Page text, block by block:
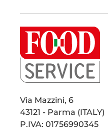
Via Mazzini, 6
43121 - Parma (ITALY)
P.IVA: 01756990345